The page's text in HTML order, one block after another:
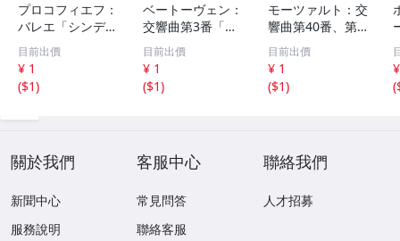
プロコフィエフ：
バレエ「シンデレ
ラ」、交響曲第1
番「古典」 アン
ドレ・プレヴィン
EMI 70
目前出價
¥ 1
($1)
ベートーヴェン：
交響曲第3番「英
雄」、コリオラン
序曲 金聖響 WA
RNER CLASSICS
224
目前出價
¥ 1
($1)
モーツァルト：交
響曲第40番、第4
1番「ジュピタ
ー」 ロリン・マ
ゼール PHILIPS 2
21
目前出價
¥ 1
($1)
(
關於我們
新聞中心
服務說明
客服中心
常見問答
聯絡客服
聯絡我們
人才招募